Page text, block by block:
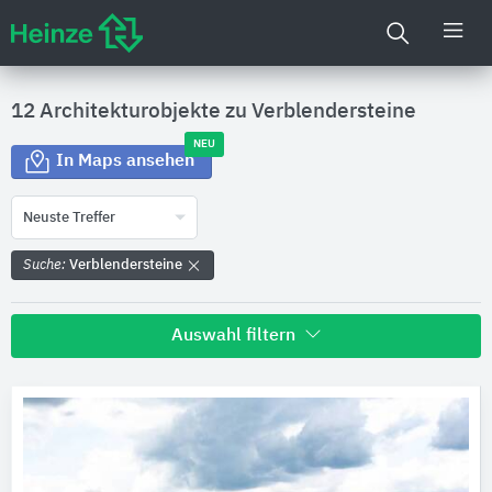
12 Architekturobjekte zu Verblendersteine
In Maps ansehen
NEU
Neuste Treffer
Suche: Verblendersteine
Auswahl filtern